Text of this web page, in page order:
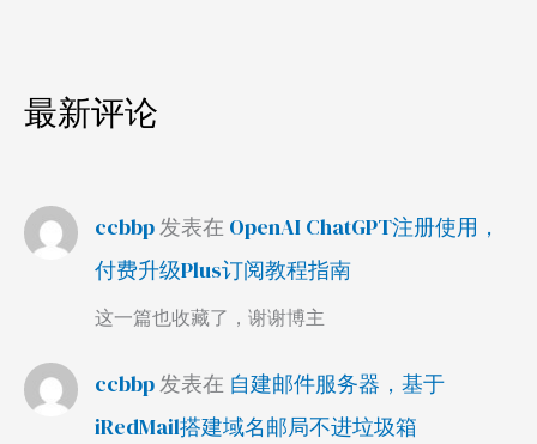
最新评论
ccbbp发表在 OpenAI ChatGPT注册使用，
付费升级Plus订阅教程指南
这一篇也收藏了，谢谢博主
ccbbp发表在 自建邮件服务器，基于
iRedMail搭建域名邮局不进垃圾箱